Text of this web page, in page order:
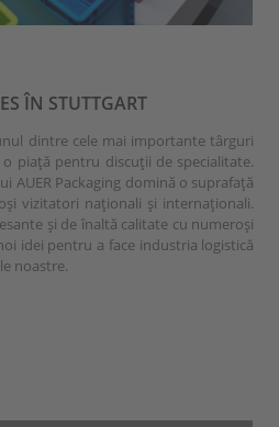
ÎN STUTTGART
dintre cele mai importante târguri
piață pentru discuții de specialitate.
AUER Packaging domină o suprafață
vizitatori naționali și internaționali.
și de înaltă calitate cu numeroși
idei pentru a face industria logistică
noastre.